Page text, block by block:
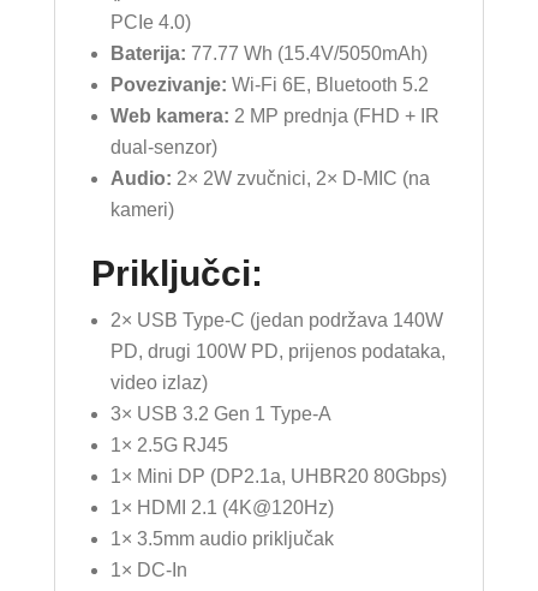
PCIe 4.0)
Baterija: 77.77 Wh (15.4V/5050mAh)
Povezivanje: Wi-Fi 6E, Bluetooth 5.2
Web kamera: 2 MP prednja (FHD + IR
dual-senzor)
Audio: 2× 2W zvučnici, 2× D-MIC (na
kameri)
Priključci:
2× USB Type-C (jedan podržava 140W
PD, drugi 100W PD, prijenos podataka,
video izlaz)
3× USB 3.2 Gen 1 Type-A
1× 2.5G RJ45
1× Mini DP (DP2.1a, UHBR20 80Gbps)
1× HDMI 2.1 (4K@120Hz)
1× 3.5mm audio priključak
1× DC-In